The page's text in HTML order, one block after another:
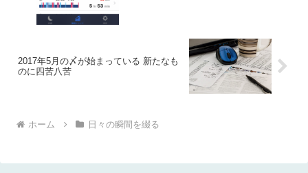
2017年5月の〆が始まっている 新たなも
のに四苦八苦
ホーム 日々の瞬間を綴る